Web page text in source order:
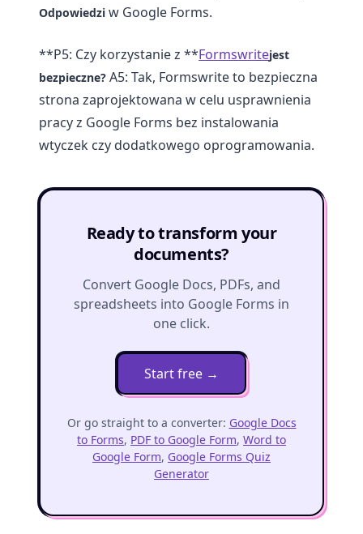
Odpowiedzi w Google Forms.
**P5: Czy korzystanie z **Formswritejest
bezpieczne? A5: Tak, Formswrite to bezpieczna
strona zaprojektowana w celu usprawnienia
pracy z Google Forms bez instalowania
wtyczek czy dodatkowego oprogramowania.
Ready to transform your
documents?
Convert Google Docs, PDFs, and
spreadsheets into Google Forms in
one click.
Start free →
Or go straight to a converter: Google Docs
to Forms, PDF to Google Form, Word to
Google Form, Google Forms Quiz
Generator